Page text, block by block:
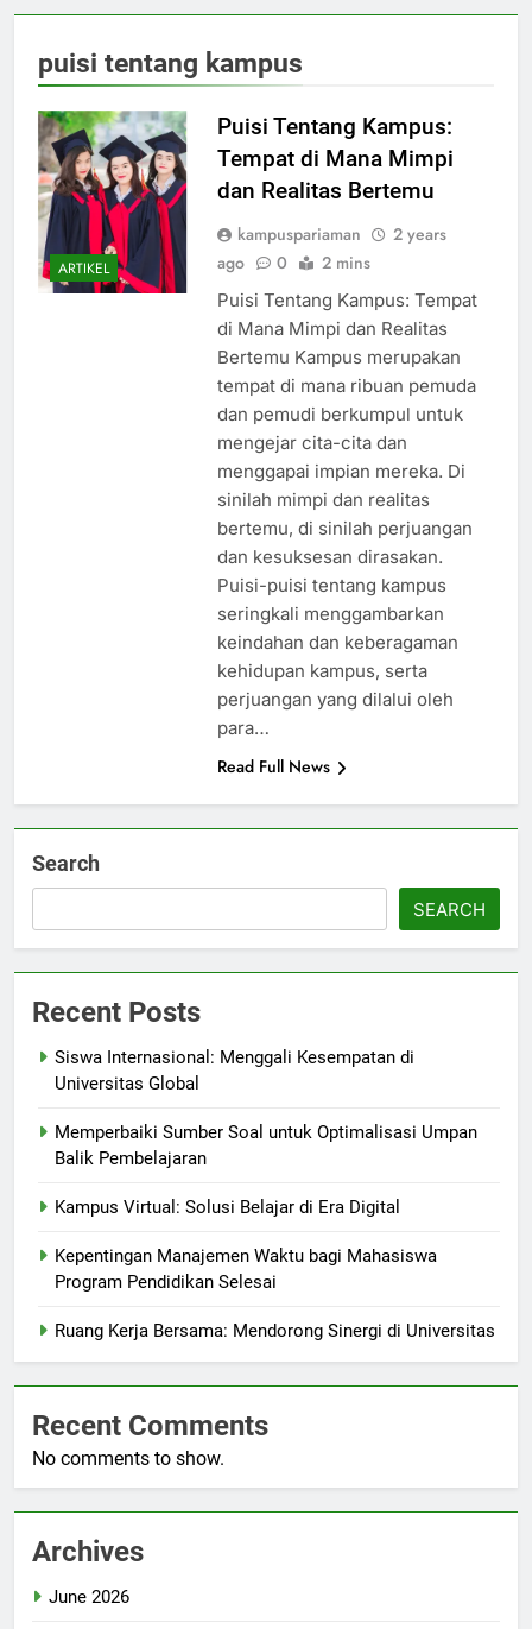
puisi tentang kampus
ARTIKEL
Puisi Tentang Kampus:
Tempat di Mana Mimpi
dan Realitas Bertemu
kampuspariaman
2 years
ago
0 2 mins
Puisi Tentang Kampus: Tempat
di Mana Mimpi dan Realitas
Bertemu Kampus merupakan
tempat di mana ribuan pemuda
dan pemudi berkumpul untuk
mengejar cita-cita dan
menggapai impian mereka. Di
sinilah mimpi dan realitas
bertemu, di sinilah perjuangan
dan kesuksesan dirasakan.
Puisi-puisi tentang kampus
seringkali menggambarkan
keindahan dan keberagaman
kehidupan kampus, serta
perjuangan yang dilalui oleh
para…
Read Full News
Search
SEARCH
Recent Posts
Siswa Internasional: Menggali Kesempatan di
Universitas Global
Memperbaiki Sumber Soal untuk Optimalisasi Umpan
Balik Pembelajaran
Kampus Virtual: Solusi Belajar di Era Digital
Kepentingan Manajemen Waktu bagi Mahasiswa
Program Pendidikan Selesai
Ruang Kerja Bersama: Mendorong Sinergi di Universitas
Recent Comments
No comments to show.
Archives
June 2026